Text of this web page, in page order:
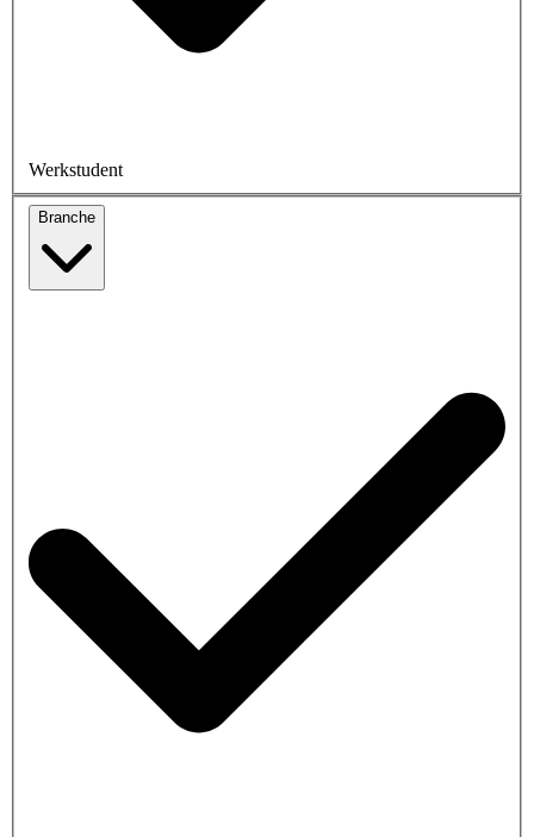
Werkstudent
Branche